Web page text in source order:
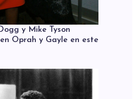
y Mike Tyson
Oprah y Gayle en este